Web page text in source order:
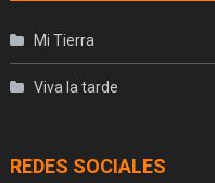
Mi Tierra
Viva la tarde
REDES SOCIALES